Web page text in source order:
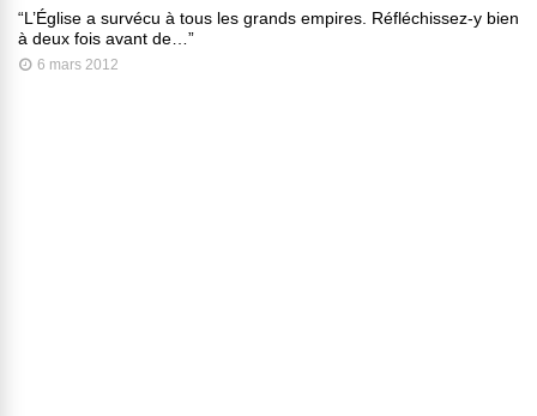
“L’Église a survécu à tous les grands empires. Réfléchissez-y bien
à deux fois avant de…”
6 mars 2012